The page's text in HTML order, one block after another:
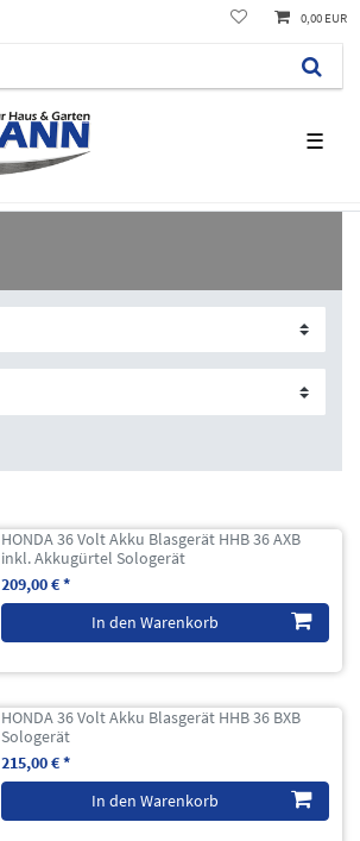
☰
0,00 EUR
HONDA 36 Volt Akku Blasgerät HHB 36 AXB
inkl. Akkugürtel Sologerät
209,00 € *
In den Warenkorb
HONDA 36 Volt Akku Blasgerät HHB 36 BXB
Sologerät
215,00 € *
In den Warenkorb